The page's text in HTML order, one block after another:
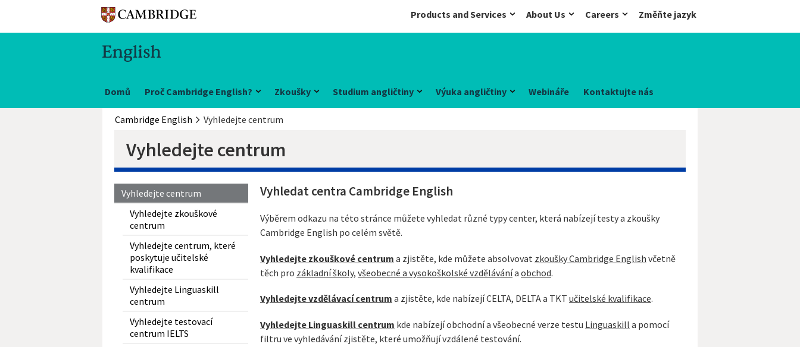
Products and Services About Us Careers Změňte jazyk
Domů Proč Cambridge English? Zkoušky Studium angličtiny Výuka angličtiny Webináře Kontaktujte nás
Cambridge English Vyhledejte centrum
Vyhledejte centrum
Vyhledejte centrum
Vyhledejte zkouškové
centrum
Vyhledejte centrum, které
poskytuje učitelské
kvalifikace
Vyhledejte Linguaskill
centrum
Vyhledejte testovací
centrum IELTS
Vyhledat centra Cambridge English
Výběrem odkazu na této stránce můžete vyhledat různé typy center, která nabízejí testy a zkoušky
Cambridge English po celém světě.
Vyhledejte zkouškové centrum a zjistěte, kde můžete absolvovat zkoušky Cambridge English včetně
těch pro základní školy, všeobecné a vysokoškolské vzdělávánía obchod.
Vyhledejte vzdělávací centrum a zjistěte, kde nabízejí CELTA, DELTA a TKT učitelské kvalifikace.
Vyhledejte Linguaskill centrum kde nabízejí obchodní a všeobecné verze testu Linguaskill a pomocí
filtru ve vyhledávání zjistěte, které umožňují vzdálené testování.